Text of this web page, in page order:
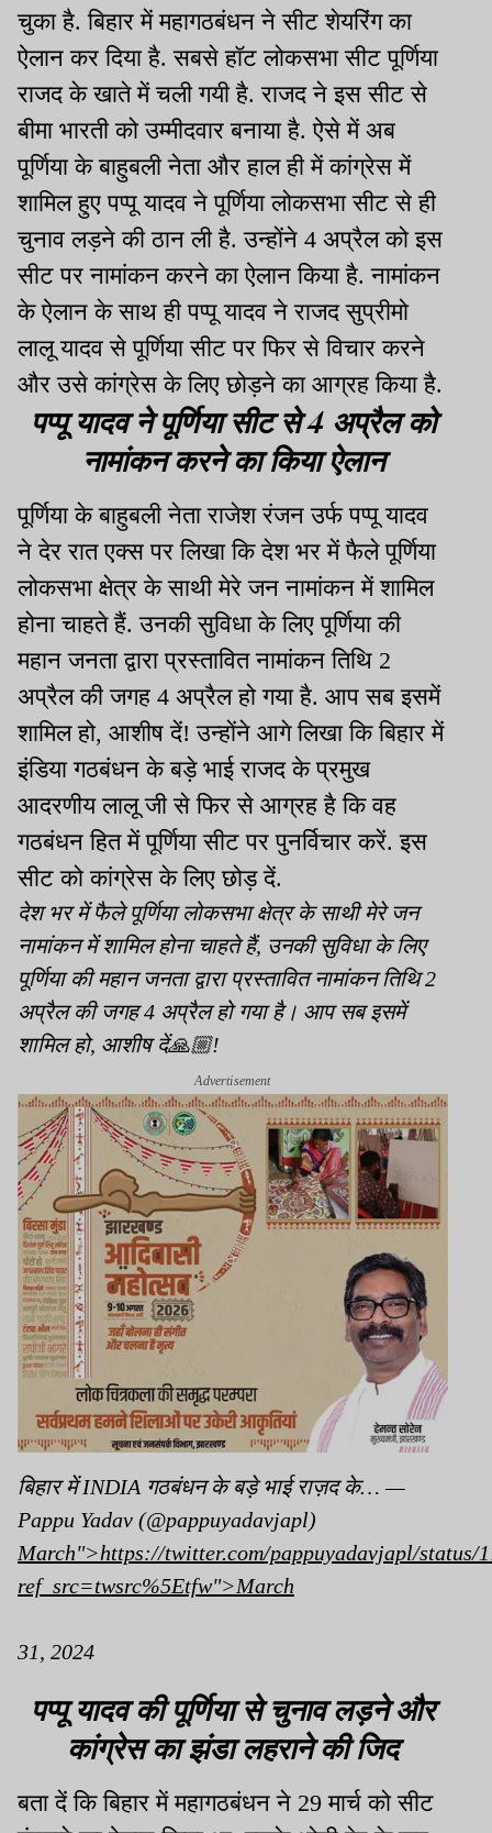
चुकाहै. बिहार मेंमहागठबंधन ने सीट शेयरिंग का
ऐलान कर दियाहै. सबसे हॉट लोकसभा सीट पूर्णिया
राजद के खाते में चली गयीहै. राजद ने इस सीट से
बीमा भारती को उम्मीदवार बनायाहै. ऐसे में अब
पूर्णिया के बाहुबली नेता और हाल ही में कांग्रेस में
शामिल हुए पप्पू यादव ने पूर्णिया लोकसभा सीट से ही
चुनावलड़ने की ठान लीहै. उन्होंने 4 अप्रैल को इस
सीट पर नामांकन करने का ऐलान कियाहै. नामांकन
के ऐलान के साथ ही पप्पू यादव ने राजद सुप्रीमो
लालू यादव से पूर्णिया सीट पर फिर से विचार करने
और उसे कांग्रेस के लिएछोड़ने का आग्रह कियाहै.
पप्पू यादव ने पूर्णिया सीट से 4 अप्रैल को
नामांकन करने का किया ऐलान
पूर्णिया के बाहुबली नेता राजेश रंजन उर्फ पप्पू यादव
ने देर रात एक्स पर लिखा कि देश भर में फैले पूर्णिया
लोकसभा क्षेत्र के साथी मेरे जन नामांकन में शामिल
होना चाहतेहैं. उनकी सुविधा के लिए पूर्णिया की
महान जनता द्वारा प्रस्तावित नामांकन तिथि 2
अप्रैल की जगह 4 अप्रैल हो गयाहै. आप सब इसमें
शामिल हो, आशीषदें! उन्होंने आगे लिखा कि बिहार में
इंडिया गठबंधन केबड़ेभाई राजद के प्रमुख
आदरणीय लालू जी से फिर से आग्रह है कि वह
गठबंधन हित में पूर्णिया सीट पर पुनर्विचारकरें. इस
सीट को कांग्रेस के लिएछोड़दें.
देश भर में फैले पूर्णिया लोकसभा क्षेत्र के साथी मेरे जन
नामांकन में शामिल होना चाहते हैं, उनकी सुविधा के लिए
पूर्णिया की महान जनता द्वारा प्रस्तावित नामांकन तिथि 2
अप्रैल की जगह 4 अप्रैल हो गया है। आप सब इसमें
शामिल हो, आशीष दें🙏🏼!
Advertisement
बिहार में INDIA गठबंधन के बड़े भाई राज़द के… —
Pappu Yadav (@pappuyadavjapl)
March">https://twitter.com/pappuyadavjapl/status/
ref_src=twsrc%5Etfw">March
31, 2024
पप्पू यादव की पूर्णिया से चुनावलड़नेऔर
कांग्रेस का झंडा लहराने की जिद
बता दें कि बिहार मेंमहागठबंधन ने 29 मार्च को सीट